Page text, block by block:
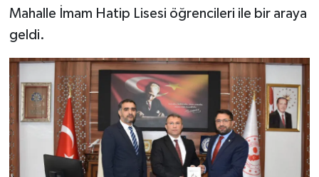
Mahalle İmam Hatip Lisesi öğrencileri ile bir araya
geldi.
Bitlis Müftülüğü
Burdur Müftülüğü
Bursa Müftülüğü
Çanakkale Müftülüğü
Sağlık
Ekonomi
Duyurular
Podcast